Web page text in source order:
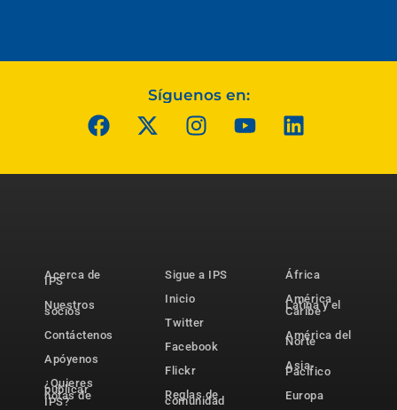
Síguenos en:
Acerca de
IPS
Nuestros
socios
Contáctenos
Apóyenos
¿Quieres
publicar
notas de
IPS?
Sigue a IPS
Inicio
Twitter
Facebook
Flickr
Reglas de
comunidad
África
América
Latina y el
Caribe
América del
Norte
Asia-
Pacífico
Europa